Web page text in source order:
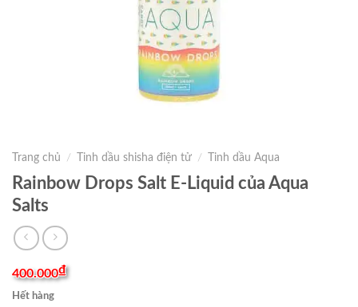
Trang chủ / Tinh dầu shisha điện tử / Tinh dầu Aqua
Rainbow Drops Salt E-Liquid của Aqua
Salts
400.000₫
Hết hàng